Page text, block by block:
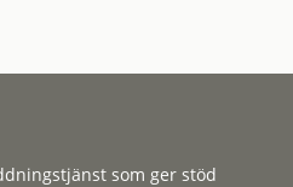
som ger stöd